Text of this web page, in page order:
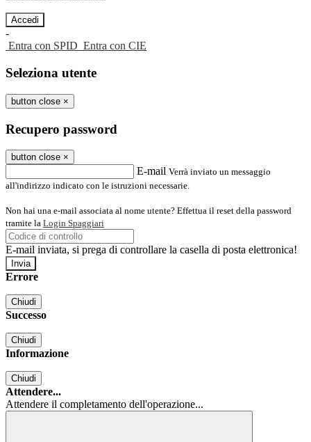
-
Entra con SPID Entra con CIE
Seleziona utente
button close ×
Recupero password
button close ×
E-mail Verrà inviato un messaggio
all'indirizzo indicato con le istruzioni necessarie.
Non hai una e-mail associata al nome utente? Effettua il reset della password
tramite la Login Spaggiari
E-mail inviata, si prega di controllare la casella di posta elettronica!
Errore
Chiudi
Successo
Chiudi
Informazione
Chiudi
Attendere...
Attendere il completamento dell'operazione...